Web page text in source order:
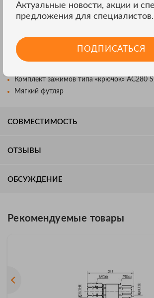
Набор прокалывающих изоляцию
Разъемы автомобильного обратного
Набор тестовых щупов TP220 SureGripTM
Набор зажимов типа «крокодил» AC220
Комплект зажимов типа «крючок» AC280
Мягкий футляр
СОВМЕСТИМОСТЬ
ОТЗЫВЫ
ОБСУЖДЕНИЕ
Рекомендуемые товары
Актуальные новости, акции и
предложения для специалистов.
ПОДПИСАТЬСЯ